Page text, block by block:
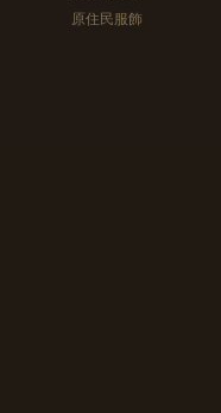
原住民服飾